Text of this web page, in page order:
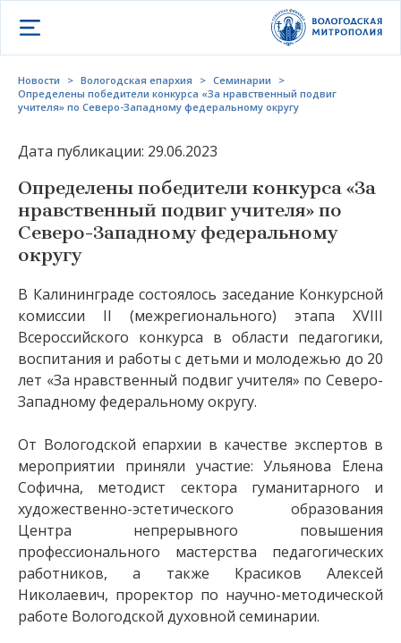
Открыть меню
Новости > Вологодская епархия > Семинарии
>
Определены победители конкурса «За нравственный подвиг
учителя» по Северо-Западному федеральному округу
Дата публикации: 29.06.2023
Определены победители конкурса «За
нравственный подвиг учителя» по
Северо-Западному федеральному
округу
В Калининграде состоялось заседание Конкурсной
комиссии II (межрегионального) этапа XVIII
Всероссийского конкурса в области педагогики,
воспитания и работы с детьми и молодежью до 20
лет «За нравственный подвиг учителя» по Северо-
Западному федеральному округу.
От Вологодской епархии в качестве экспертов в
мероприятии приняли участие: Ульянова Елена
Софична, методист сектора гуманитарного и
художественно-эстетического образования
Центра непрерывного повышения
профессионального мастерства педагогических
работников, а также Красиков Алексей
Николаевич, проректор по научно-методической
работе Вологодской духовной семинарии.